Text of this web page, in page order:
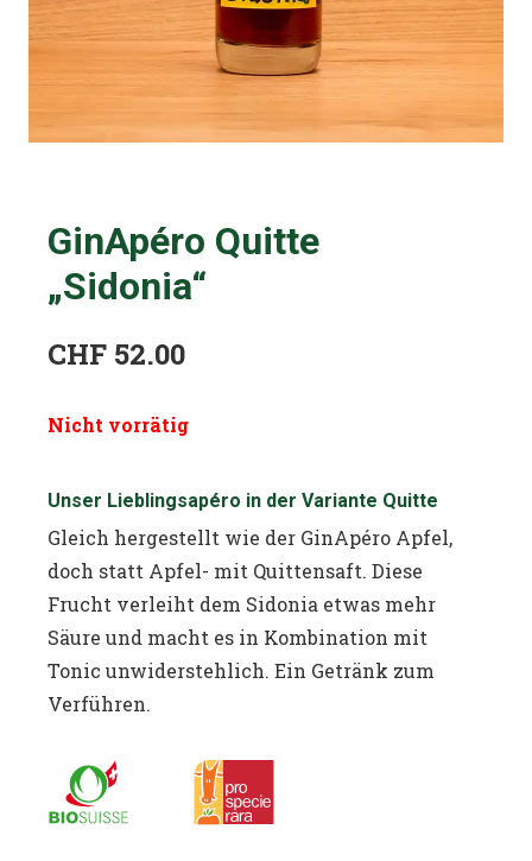
GinApéro Quitte
„Sidonia“
CHF 52.00
Nicht vorrätig
Unser Lieblingsapéro in der Variante Quitte
Gleich hergestellt wie der GinApéro Apfel,
doch statt Apfel- mit Quittensaft. Diese
Frucht verleiht dem Sidonia etwas mehr
Säure und macht es in Kombination mit
Tonic unwiderstehlich. Ein Getränk zum
Verführen.